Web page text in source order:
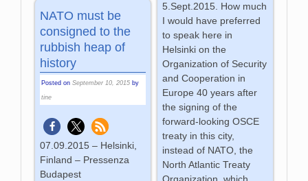
5.Sept.2015. How much
I would have preferred
to speak here in
Helsinki on the
Organization of Security
and Cooperation in
Europe 40 years after
the signing of the
forward-looking OSCE
treaty in this city,
instead of NATO, the
North Atlantic Treaty
NATO must be
consigned to the
rubbish heap of
history
Posted onSeptember 10, 2015 by
tine
07.09.2015 – Helsinki,
Finland – Pressenza
Budapest